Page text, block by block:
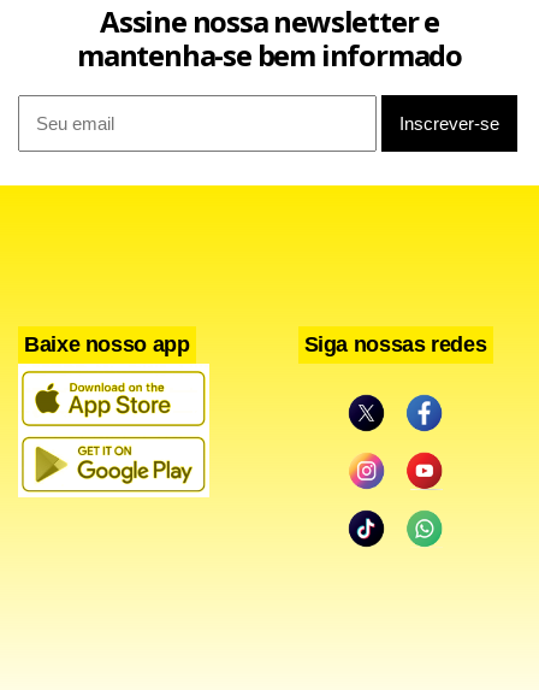
A proposta busca ampliar a percepção do público sobre o
Cerrado, muitas vezes associado apenas à vegetação seca,
evidenciando sua diversidade biológica, cultural e ecológica.
Por meio de atividades sensoriais e interativas, o projeto
pretende estimular a conexão entre as pessoas e o meio
Assine nossa newsletter e
mantenha-se bem informado
Baixe nosso app Siga nossas redes